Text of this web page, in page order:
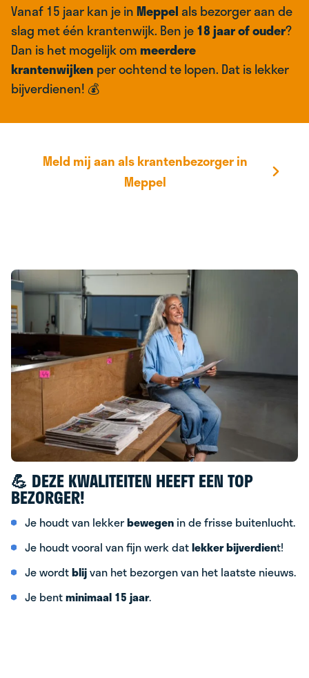
Vanaf 15 jaar kan je inMeppel als bezorger aan de
slag met één krantenwijk. Ben je18 jaar of ouder?
Dan is het mogelijk ommeerdere
krantenwijken per ochtend te lopen. Dat is lekker
bijverdienen! 💰
Meld mij aan als krantenbezorger in
Meppel
💪 DEZE KWALITEITEN HEEFT EEN TOP
BEZORGER!
Je houdt van lekkerbewegen in de frisse buitenlucht.
Je houdt vooral van fijn werk datlekker bijverdient!
Je wordtblijvan het bezorgen van het laatste nieuws.
Je bentminimaal 15 jaar.